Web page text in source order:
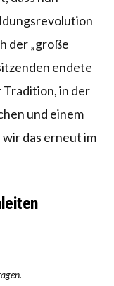
der „große
endete
in der
und einem
das erneut im